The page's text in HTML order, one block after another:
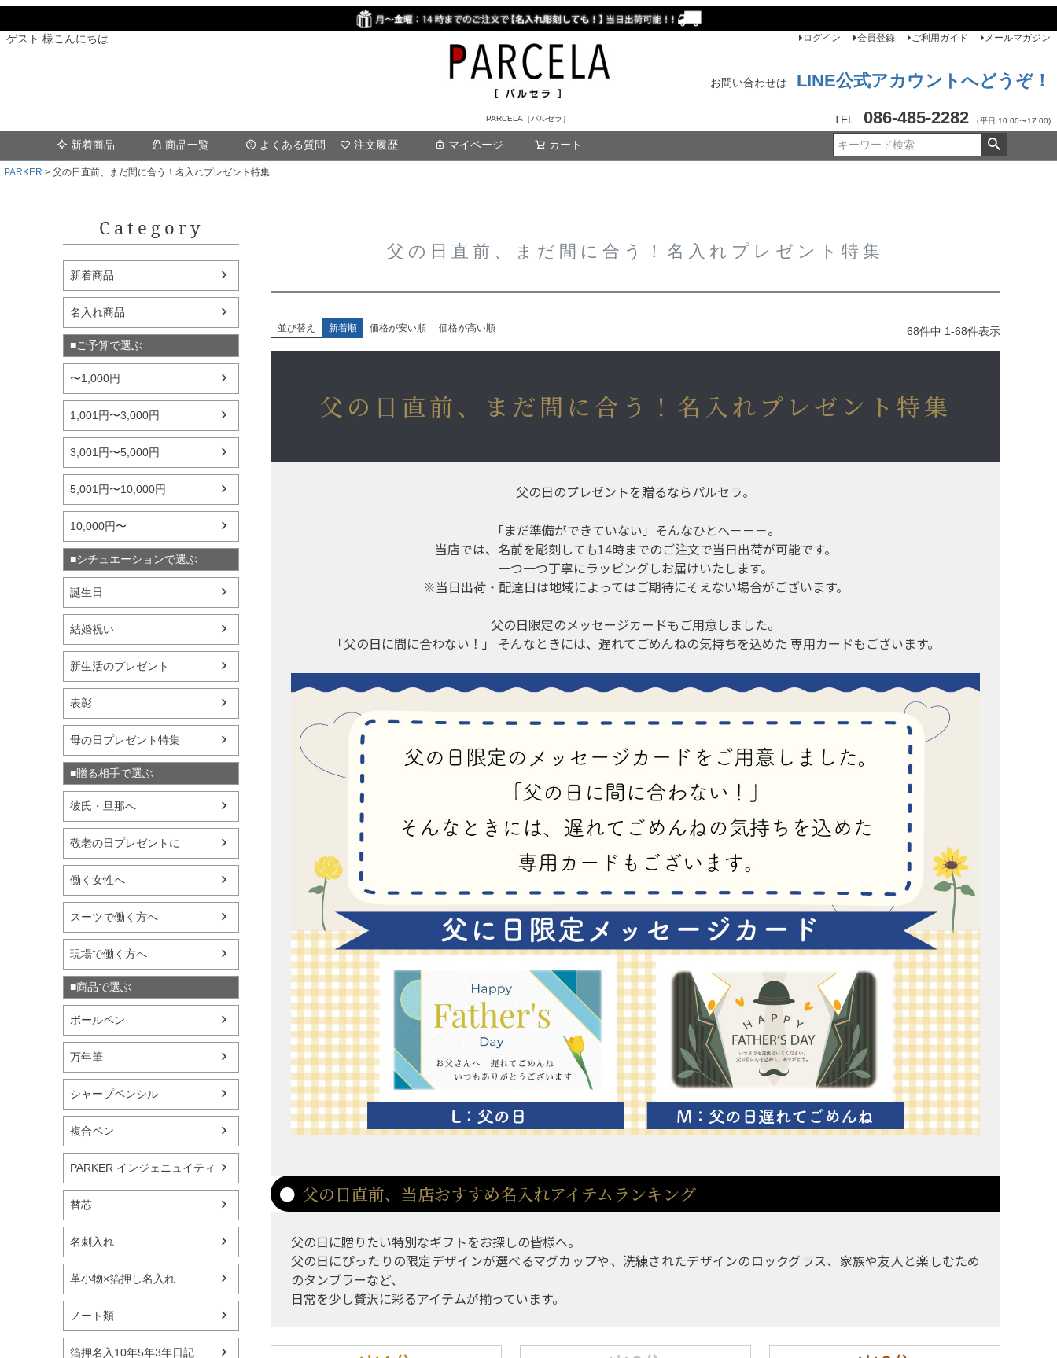
ゲスト 様こんにちは
PARCELA［パルセラ］
ログイン 会員登録 ご利用ガイド メールマガジン
お問い合わせは LINE公式アカウントへどうぞ！
TEL 086-485-2282 （平日 10:00〜17:00)
新着商品 商品一覧 よくある質問 注文履歴 マイページ カート
PARKER 父の日直前、まだ間に合う！名入れプレゼント特集
Category
新着商品
名入れ商品
■ご予算で選ぶ
〜1,000円
1,001円〜3,000円
3,001円〜5,000円
5,001円〜10,000円
10,000円〜
■シチュエーションで選ぶ
誕生日
結婚祝い
新生活のプレゼント
表彰
母の日プレゼント特集
■贈る相手で選ぶ
彼氏・旦那へ
敬老の日プレゼントに
働く女性へ
スーツで働く方へ
現場で働く方へ
■商品で選ぶ
ボールペン
万年筆
シャープペンシル
複合ペン
PARKER インジェニュイティ
替芯
名刺入れ
革小物×箔押し名入れ
ノート類
箔押名入10年5年3年日記
父の日直前、まだ間に合う！名入れプレゼント特集
並び替え 新着順 価格が安い順 価格が高い順 68件中 1-68件表示
父の日直前、まだ間に合う！名入れプレゼント特集
父の日のプレゼントを贈るならパルセラ。
「まだ準備ができていない」そんなひとへ－－－。
当店では、名前を彫刻しても14時までのご注文で当日出荷が可能です。
一つ一つ丁寧にラッピングしお届けいたします。
※当日出荷・配達日は地域によってはご期待にそえない場合がございます。
父の日限定のメッセージカードもご用意しました。
「父の日に間に合わない！」 そんなときには、遅れてごめんねの気持ちを込めた 専用カードもございます。
父の日直前、当店おすすめ名入れアイテムランキング
父の日に贈りたい特別なギフトをお探しの皆様へ。
父の日にぴったりの限定デザインが選べるマグカップや、洗練されたデザインのロックグラス、家族や友人と楽しむため
のタンブラーなど、
日常を少し贅沢に彩るアイテムが揃っています。